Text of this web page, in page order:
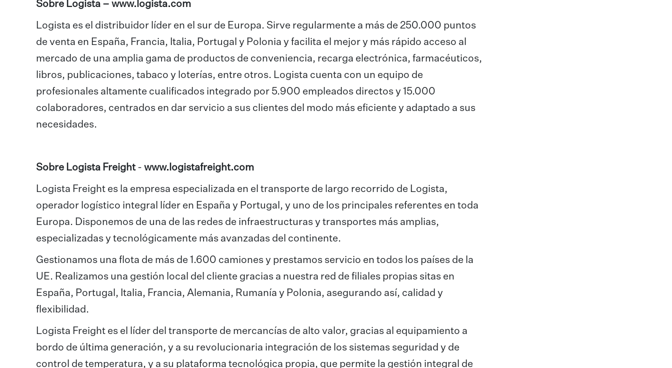
Sobre Logista – www.logista.com
Logista es el distribuidor líder en el sur de Europa. Sirve regularmente a más de 250.000 puntos
de venta en España, Francia, Italia, Portugal y Polonia y facilita el mejor y más rápido acceso al
mercado de una amplia gama de productos de conveniencia, recarga electrónica, farmacéuticos,
libros, publicaciones, tabaco y loterías, entre otros. Logista cuenta con un equipo de
profesionales altamente cualificados integrado por 5.900 empleados directos y 15.000
colaboradores, centrados en dar servicio a sus clientes del modo más eficiente y adaptado a sus
necesidades.
Sobre Logista Freight- www.logistafreight.com
Logista Freight es la empresa especializada en el transporte de largo recorrido de Logista,
operador logístico integral líder en España y Portugal, y uno de los principales referentes en toda
Europa. Disponemos de una de las redes de infraestructuras y transportes más amplias,
especializadas y tecnológicamente más avanzadas del continente.
Gestionamos una flota de más de 1.600 camiones y prestamos servicio en todos los países de la
UE. Realizamos una gestión local del cliente gracias a nuestra red de filiales propias sitas en
España, Portugal, Italia, Francia, Alemania, Rumanía y Polonia, asegurando así, calidad y
flexibilidad.
Logista Freight es el líder del transporte de mercancías de alto valor, gracias al equipamiento a
bordo de última generación, y a su revolucionaria integración de los sistemas seguridad y de
control de temperatura, y a su plataforma tecnológica propia, que permite la gestión integral de